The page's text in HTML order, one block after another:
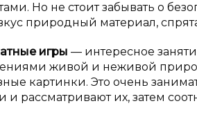
Но не стоит забывать о
природный материал,
игры — интересное
живой и неживой
картинки. Это очень
и рассматривают их, затем